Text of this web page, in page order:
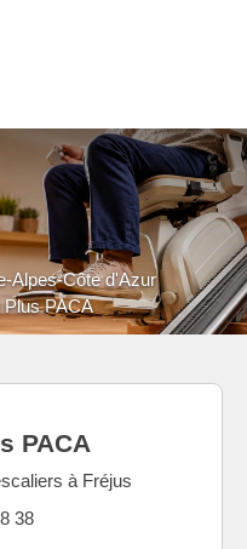
Alpes-Côte d'Azur
Plus PACA
PACA
à Fréjus
38